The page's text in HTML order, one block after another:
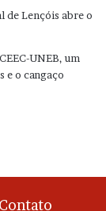
de Lençóis abre o
UNEB, um
e o cangaço
Contato